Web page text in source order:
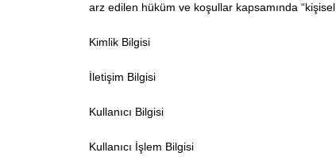
arz edilen hüküm ve koşullar kapsamında
Kimlik Bilgisi
İletişim Bilgisi
Kullanıcı Bilgisi
Kullanıcı İşlem Bilgisi